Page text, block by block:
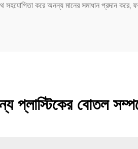
করে অনন্য মানের সমাধান প্রদান করে,
প্লাস্টিকের বোতল